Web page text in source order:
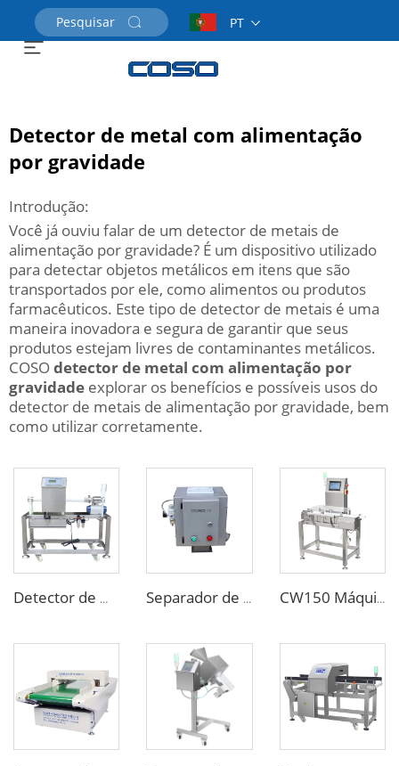
PT
Detector de metal com alimentação
por gravidade
Introdução:
Você já ouviu falar de um detector de metais de
alimentação por gravidade? É um dispositivo utilizado
para detectar objetos metálicos em itens que são
transportados por ele, como alimentos ou produtos
farmacêuticos. Este tipo de detector de metais é uma
maneira inovadora e segura de garantir que seus
produtos estejam livres de contaminantes metálicos.
COSOdetector de metal com alimentação por
gravidade explorar os benefícios e possíveis usos do
detector de metais de alimentação por gravidade, bem
como utilizar corretamente.
Detector de Metal para Tubulação Personalizado para Alimentos Líquidos em Pasta ou Molho Separador de Metais de Garganta para Máquina de Injeção de Moldagem Plástica CW150 Máquina Classificadora de Peso Dinâmico Online para Indústria Alimentícia